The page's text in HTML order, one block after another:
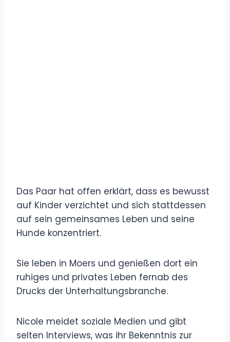
Das Paar hat offen erklärt, dass es bewusst
auf Kinder verzichtet und sich stattdessen
auf sein gemeinsames Leben und seine
Hunde konzentriert.
Sie leben in Moers und genießen dort ein
ruhiges und privates Leben fernab des
Drucks der Unterhaltungsbranche.
Nicole meidet soziale Medien und gibt
selten Interviews, was ihr Bekenntnis zur